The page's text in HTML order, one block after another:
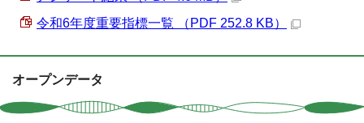
令和6年度重要指標一覧 （PDF 252.8 KB）
オープンデータ